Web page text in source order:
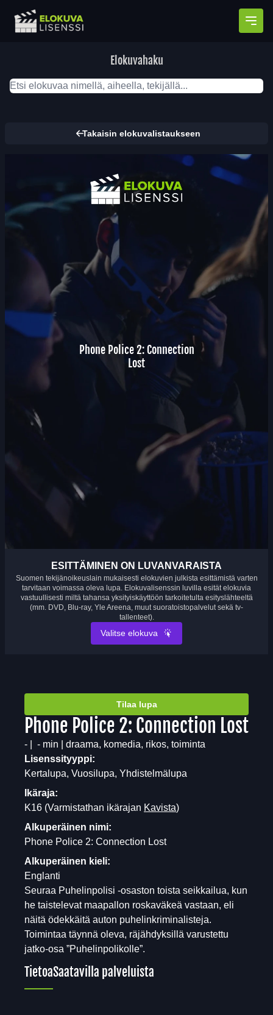
Elokuvahaku
Takaisin elokuvalistaukseen
Phone Police 2: Connection
Lost
ESITTÄMINEN ON LUVANVARAISTA
Suomen tekijänoikeuslain mukaisesti elokuvien julkista esittämistä varten
tarvitaan voimassa oleva lupa. Elokuvalisenssin luvilla esität elokuvia
vastuullisesti miltä tahansa yksityiskäyttöön tarkoitetulta esityslähteeltä
(mm. DVD, Blu-ray, Yle Areena, muut suoratoistopalvelut sekä tv-
tallenteet).
Valitse elokuva
Tilaa lupa
Phone Police 2: Connection Lost
- | - min | draama, komedia, rikos, toiminta
Lisenssityyppi:
Kertalupa, Vuosilupa, Yhdistelmälupa
Ikäraja:
K16 (Varmistathan ikärajan Kavista)
Alkuperäinen nimi:
Phone Police 2: Connection Lost
Alkuperäinen kieli:
Englanti
Seuraa Puhelinpolisi -osaston toista seikkailua, kun
he taistelevat maapallon roskaväkeä vastaan, eli
näitä ödekkäitä auton puhelinkriminalisteja.
Toimintaa täynnä oleva, räjähdyksillä varustettu
jatko-osa ”Puhelinpolikolle”.
TietoaSaatavilla palveluista